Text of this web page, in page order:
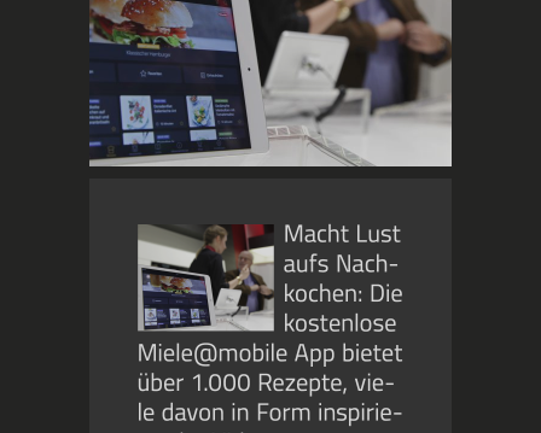
Telefon: 06894 – 4192
Telefon: 06894 – 35961
Öffnungszeiten
Mo – Fr: 08:00 – 12:00
Planungstermine nach